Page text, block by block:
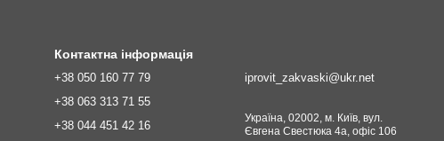
Контактна інформація
+38 050 160 77 79
+38 063 313 71 55
+38 044 451 42 16
iprovit_zakvaski@ukr.net
Україна, 02002, м. Київ, вул.
Євгена Свестюка 4а, офіс 106